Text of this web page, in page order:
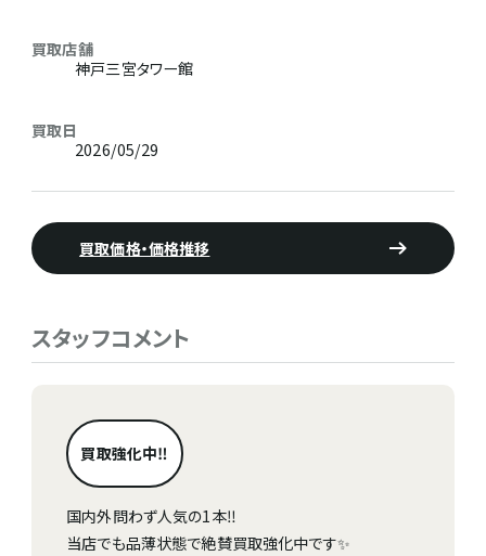
買取店舗
神戸三宮タワー館
買取日
2026/05/29
買取価格・価格推移
スタッフコメント
買取強化中‼
国内外問わず人気の1本‼
当店でも品薄状態で絶賛買取強化中です✨